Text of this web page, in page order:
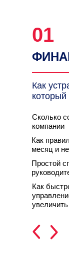
01
Как
Сколько
компании
Как
месяц и
Как
Простой